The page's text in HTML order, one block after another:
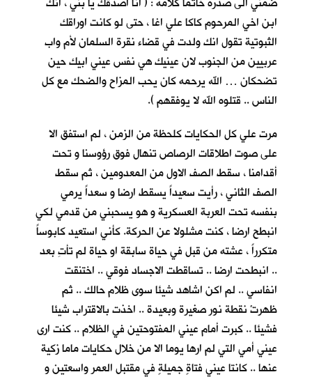
ابن اخي المرحوم كاكا علي اغا ، حتى لو كانت اوراقك
الثبوتية تقول انك ولدت في قضاء نقرة السلمان لأم واب
عربيين من الجنوب لان عينيك هي نفس عيني ابيك حين
تضحكان … الله يرحمه كان يحب المزاح والضحك مع كل
الناس .. قتلوه الله لا يوفقهم ).
مرت علي كل الحكايات كلحظة من الزمن ، لم استفق الا
على صوت اطلاقات الرصاص تنهال فوق رؤوسنا و تحت
أقدامنا ، سقط الصف الاول من المعدومين ، ثم سقط
الصف الثاني ، رأيت سعيداً يسقط ارضا و سعداً يرمي
بنفسه تحت العربة العسكرية و هو يسحبني من قدمي لكي
انبطح ارضا ، كنت مشلولا عن الحركة. كأني استعيد كابوساً
متكرراً ، عشته من قبل في حياة سابقة او حياة لم تأتِ بعد
.. انبطحت ارضا .. تساقطت الاجساد فوقي .. اختنقت
انفاسي .. لم اكن اشاهد شيئا سوى ظلام حالك .. ثم
ظهرتْ نقطة نور صغيرة وبعيدة .. اخذت بالاقتراب شيئا
فشيئا .. كبرت أمام عيني المفتوحتين في الظلام .. كنت ارى
عيني أمي التي لم ارها يوما الا من خلال حكايات ماما زكية
عنها .. كانتا عيني فتاةٍ جميلةٍ في مقتبل العمر واسعتين و